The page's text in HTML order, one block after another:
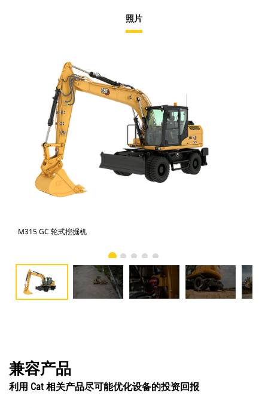
照片
M315 GC 轮式挖掘机
兼容产品
利用 Cat 相关产品尽可能优化设备的投资回报